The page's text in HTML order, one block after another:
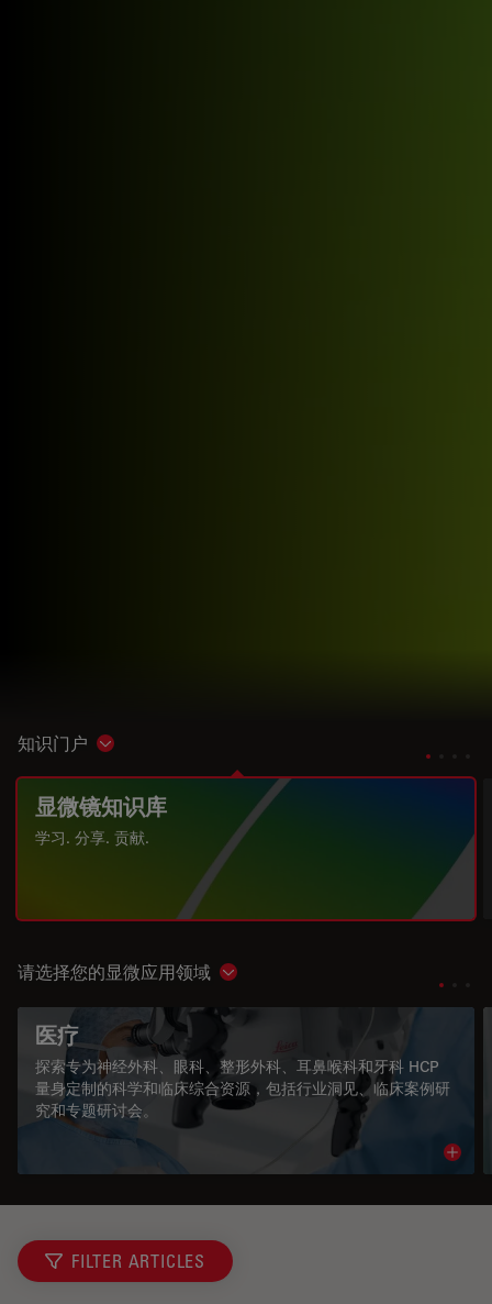
知识门户 Show subnavigation
显微镜知识库
学习. 分享. 贡献.
请选择您的显微应用领域 Show subnavigation
医疗
探索专为神经外科、眼科、整形外科、耳鼻喉科和牙科 HCP
量身定制的科学和临床综合资源，包括行业洞见、临床案例研
究和专题研讨会。
FILTER ARTICLES